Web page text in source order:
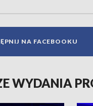
NA FACEBOOKU
WYDANIA